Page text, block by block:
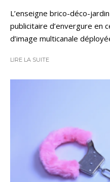
L’enseigne brico-déco-
publicitaire d’envergure en
d’image multicanale
LIRE LA SUITE